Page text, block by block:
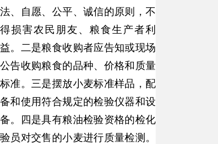
法、自愿、公平、诚信的原则，不
得损害农民朋友、粮食生产者利
益。 二是粮食收购者应告知或现场
公告收购粮食的品种、价格和质量
标准。三是摆放小麦标准样品，配
备和使用符合规定的检验仪器和设
备。 四是具有粮油检验资格的检化
验员对交售的小麦进行质量检测。